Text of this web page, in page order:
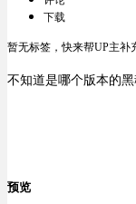
下载
暂无标签，快来帮UP主补
不知道是哪个版本的
预览